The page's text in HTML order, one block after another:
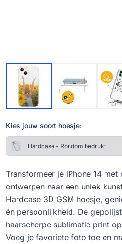
Kies jouw soort hoesje:
Transformeer je iPhone 14 met
ontwerpen naar een uniek
Hardcase 3D GSM hoesje,
én persoonlijkheid. De
haarscherpe sublimatie print
Voeg je favoriete foto toe en